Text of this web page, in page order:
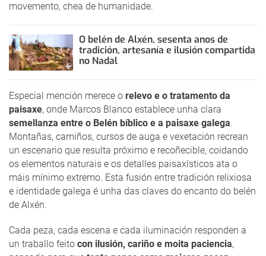
movemento, chea de humanidade.
O belén de Alxén, sesenta anos de
tradición, artesanía e ilusión compartida
no Nadal
Especial mención merece o relevo e o tratamento da
paisaxe, onde Marcos Blanco establece unha clara
semellanza entre o Belén bíblico e a paisaxe galega.
Montañas, camiños, cursos de auga e vexetación recrean
un escenario que resulta próximo e recoñecible, coidando
os elementos naturais e os detalles paisaxísticos ata o
máis mínimo extremo. Esta fusión entre tradición relixiosa
e identidade galega é unha das claves do encanto do belén
de Alxén.
Cada peza, cada escena e cada iluminación responden a
un traballo feito con ilusión, cariño e moita paciencia,